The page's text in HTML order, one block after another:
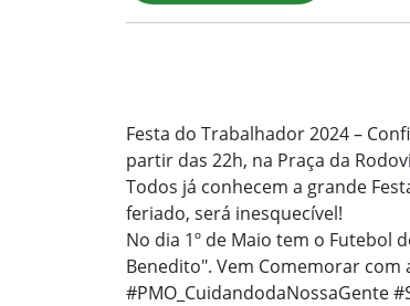
Festa do Trabalhador 2024 –
partir das 22h, na Praça da
Todos já conhecem a grande
feriado, será inesquecível!
No dia 1º de Maio tem o Futebol
Benedito". Vem Comemorar com
#PMO_CuidandodaNossaGente